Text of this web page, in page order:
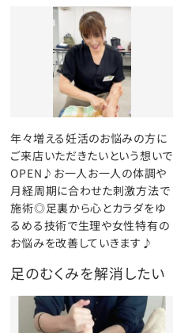
年々増える妊活のお悩みの方に
ご来店いただきたいという想いで
OPEN♪お一人お一人の体調や
月経周期に合わせた刺激方法で
施術◎足裏から心とカラダをゆ
るめる技術で生理や女性特有の
お悩みを改善していきます♪
足のむくみを解消したい